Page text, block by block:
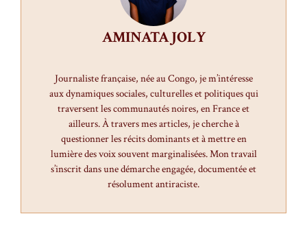
AMINATA JOLY
Journaliste française, née au Congo, je m’intéresse
aux dynamiques sociales, culturelles et politiques qui
traversent les communautés noires, en France et
ailleurs. À travers mes articles, je cherche à
questionner les récits dominants et à mettre en
lumière des voix souvent marginalisées. Mon travail
s’inscrit dans une démarche engagée, documentée et
résolument antiraciste.